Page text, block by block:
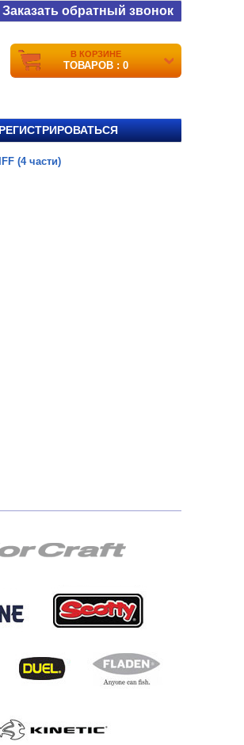
Заказать обратный звонок
В КОРЗИНЕ
ТОВАРОВ : 0
(4 части)